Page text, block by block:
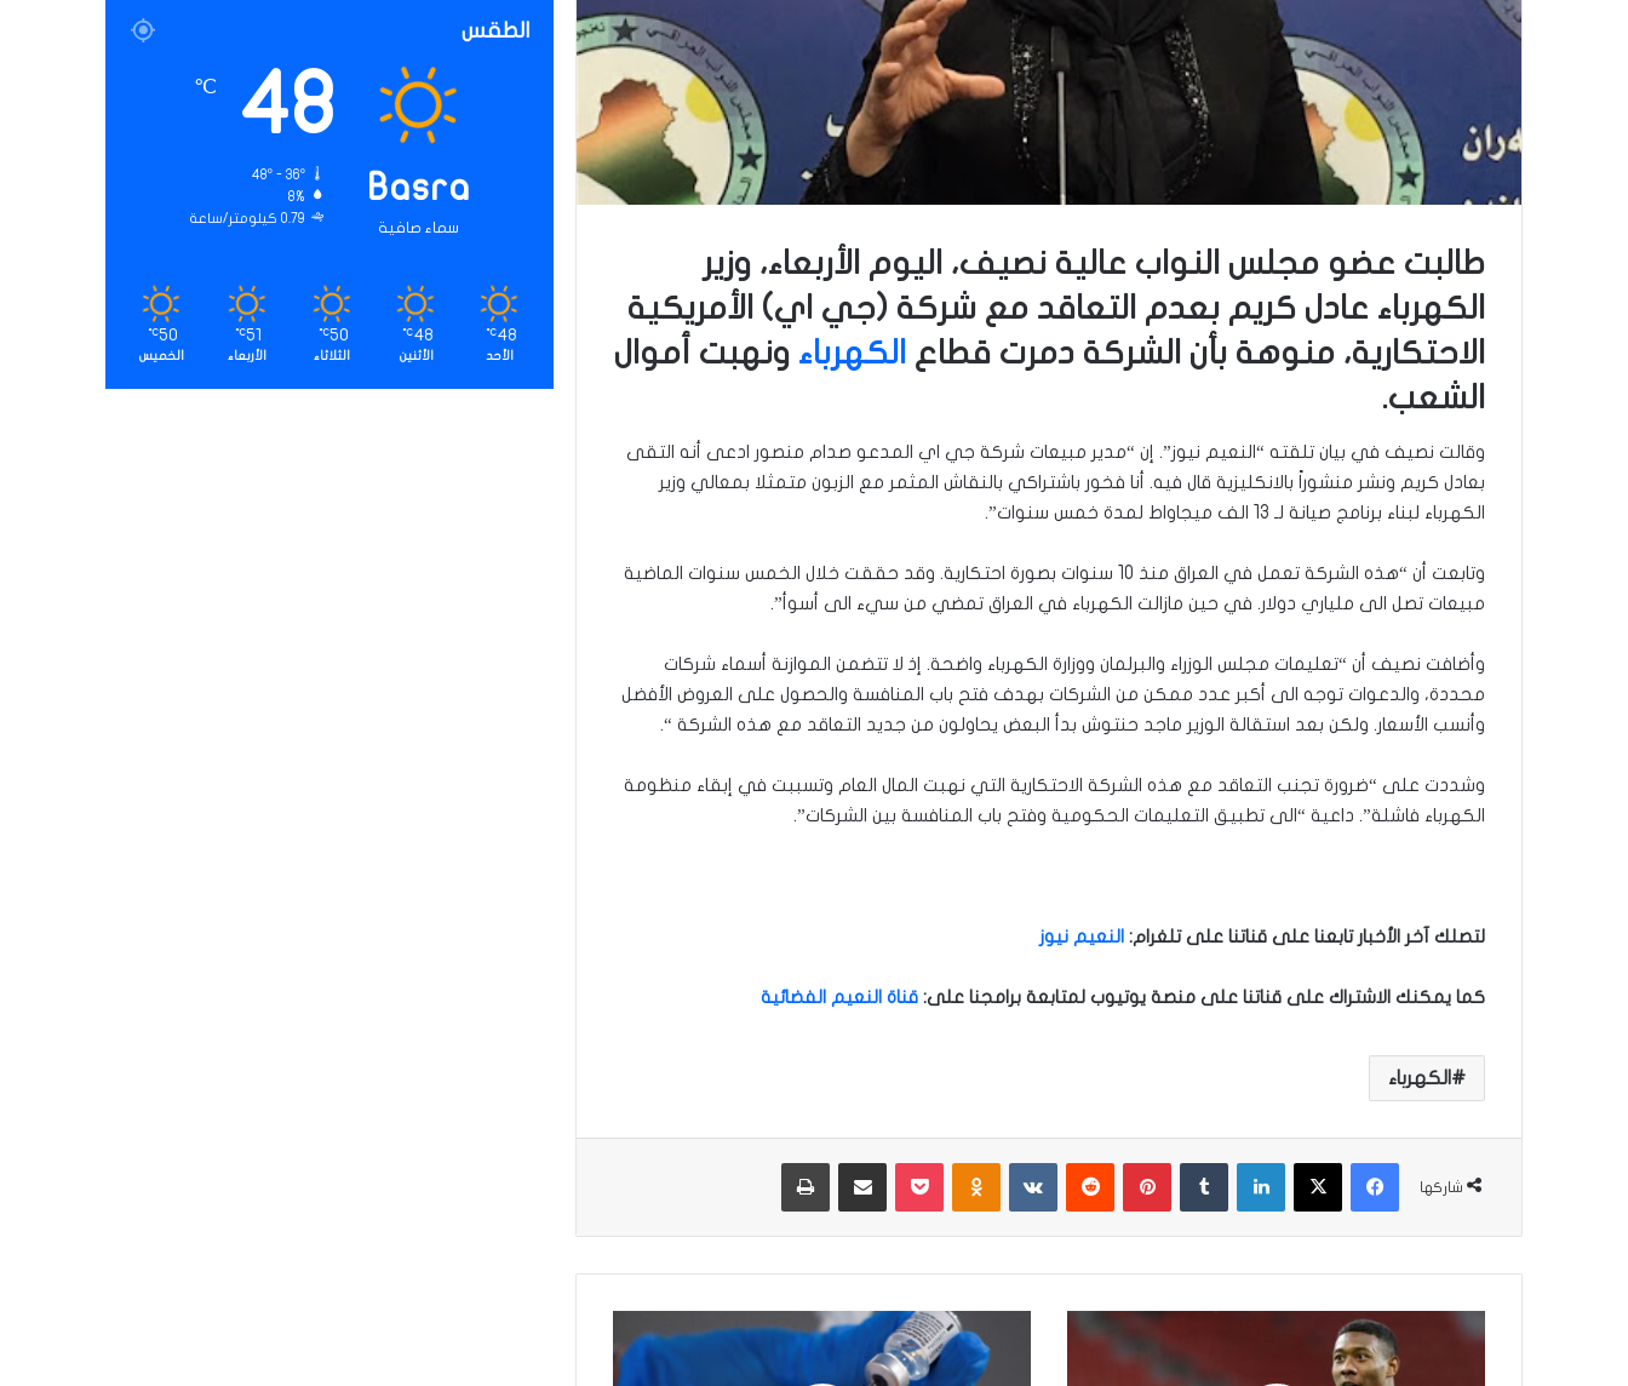
طالبت عضو مجلس النواب عالية نصيف، اليوم الأربعاء، وزير
الكهرباء عادل كريم بعدم التعاقد مع شركة (جي اي) الأمريكية
الاحتكارية، منوهة بأن الشركة دمرت قطاع الكهرباء ونهبت أموال
الشعب.
وقالت نصيف في بيان تلقته “النعيم نيوز”. إن “مدير مبيعات شركة جي اي المدعو صدام منصور ادعى أنه التقى
بعادل كريم ونشر منشوراً بالانكليزية قال فيه. أنا فخور باشتراكي بالنقاش المثمر مع الزبون متمثلا بمعالي وزير
الكهرباء لبناء برنامج صيانة لـ 13 الف ميجاواط لمدة خمس سنوات”.
وتابعت أن “هذه الشركة تعمل في العراق منذ 10 سنوات بصورة احتكارية. وقد حققت خلال الخمس سنوات الماضية
مبيعات تصل الى ملياري دولار. في حين مازالت الكهرباء في العراق تمضي من سيء الى أسوأ”.
وأضافت نصيف أن “تعليمات مجلس الوزراء والبرلمان ووزارة الكهرباء واضحة. إذ لا تتضمن الموازنة أسماء شركات
محددة، والدعوات توجه الى أكبر عدد ممكن من الشركات بهدف فتح باب المنافسة والحصول على العروض الأفضل
وأنسب الأسعار. ولكن بعد استقالة الوزير ماجد حنتوش بدأ البعض يحاولون من جديد التعاقد مع هذه الشركة “.
وشددت على “ضرورة تجنب التعاقد مع هذه الشركة الاحتكارية التي نهبت المال العام وتسببت في إبقاء منظومة
الكهرباء فاشلة”. داعية “الى تطبيق التعليمات الحكومية وفتح باب المنافسة بين الشركات”.
لتصلك آخر الأخبار تابعنا على قناتنا على تلغرام: النعيم نيوز
كما يمكنك الاشتراك على قناتنا على منصة يوتيوب لمتابعة برامجنا على: قناة النعيم الفضائية
الكهرباء
شاركها
فيسبوك ‫X لينكدإن بينتيريست ‏VKontakte
الطقس
Basra
سماء صافية
48
℃
48º - 36º
8%
0.79 كيلومتر/ساعة
48
℃
الأحد
48
℃
الأثنين
50
℃
الثلاثاء
51
℃
الأربعاء
50
℃
الخميس